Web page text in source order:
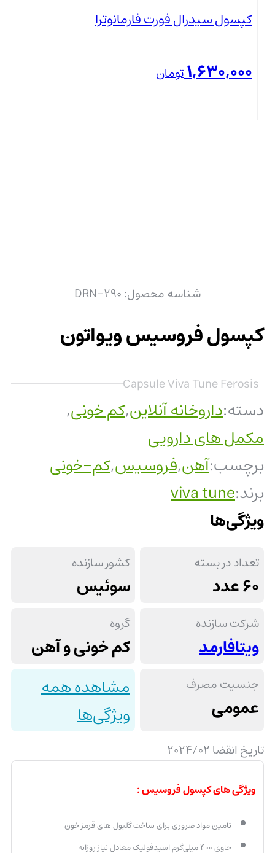
کپسول سیدرال فورت فارمانوترا
1,630,000تومان
شناسه محصول:DRN-290
کپسول فروسیس ویواتون
Capsule Viva Tune Ferosis
دسته:داروخانه آنلاین,کم خونی,
مکمل های دارویی
برچسب:آهن,فروسیس,کم-خونی
برند:viva tune
ویژگی‌ها
تعداد در بسته
60 عدد
کشور سازنده
سوئیس
شرکت سازنده
ویتافارمد
گروه
کم خونی و آهن
جنسیت مصرف
عمومی
مشاهده همه
ویژگی‌ها
تاریخ انقضا 2024/02
ویژگی های کپسول فروسیس :
تامین مواد ضروری برای ساخت گلبول های قرمز خون
حاوی ۴۰۰ میلی‌گرم اسیدفولیک معادل نیاز روزانه